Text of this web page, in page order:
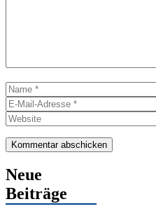
Name
Neue
Beiträge